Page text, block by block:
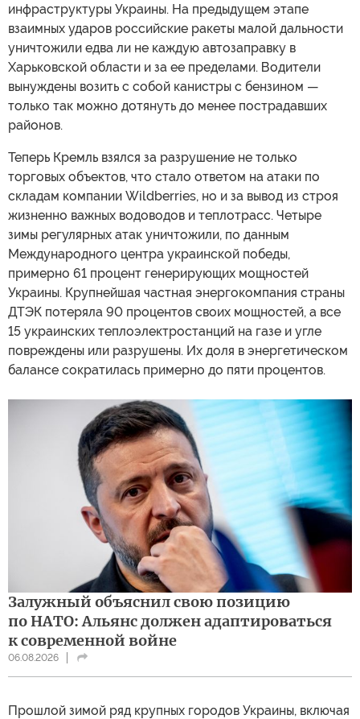
инфраструктуры Украины. На предыдущем этапе
взаимных ударов российские ракеты малой дальности
уничтожили едва ли не каждую автозаправку в
Харьковской области и за ее пределами. Водители
вынуждены возить с собой канистры с бензином —
только так можно дотянуть до менее пострадавших
районов.
Теперь Кремль взялся за разрушение не только
торговых объектов, что стало ответом на атаки по
складам компании Wildberries, но и за вывод из строя
жизненно важных водоводов и теплотрасс. Четыре
зимы регулярных атак уничтожили, по данным
Международного центра украинской победы,
примерно 61 процент генерирующих мощностей
Украины. Крупнейшая частная энергокомпания страны
ДТЭК потеряла 90 процентов своих мощностей, а все
15 украинских теплоэлектростанций на газе и угле
повреждены или разрушены. Их доля в энергетическом
балансе сократилась примерно до пяти процентов.
Залужный объяснил свою позицию
по НАТО: Альянс должен адаптироваться
к современной войне
06.08.2026
Прошлой зимой ряд крупных городов Украины, включая